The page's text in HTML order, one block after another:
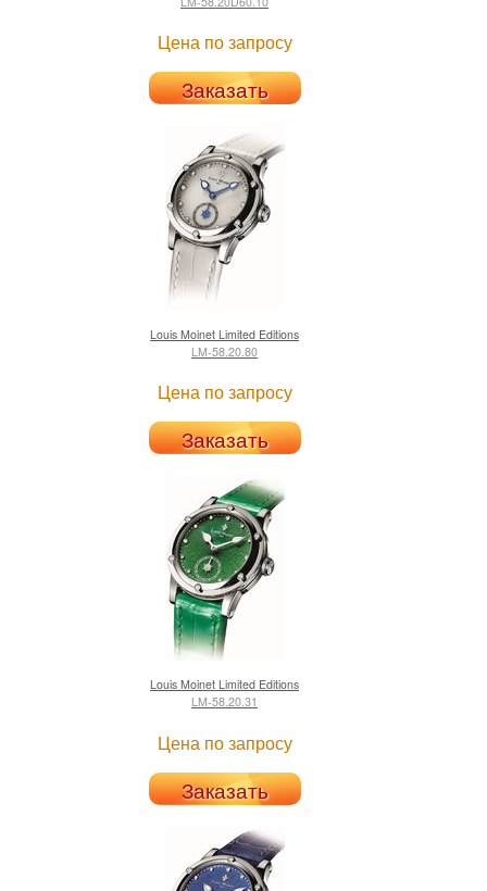
Цена по запросу
Заказать
Louis Moinet Limited Editions
LM-58.20.80
Цена по запросу
Заказать
Louis Moinet Limited Editions
LM-58.20.31
Цена по запросу
Заказать